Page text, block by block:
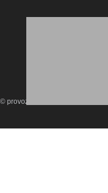
provozuje Debant s.r.o.